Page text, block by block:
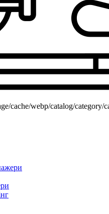
cache/webp/catalog/category/